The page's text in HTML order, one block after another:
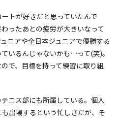
トが好きだと思っていたんで
ったあとの疲労が大きいなって
ニアや全日本ジュニアで優勝する
いるんじゃないかも…って(笑)。
で、目標を持って練習に取り組
ニス部にも所属している。個人
出場するという忙しさだが、そ